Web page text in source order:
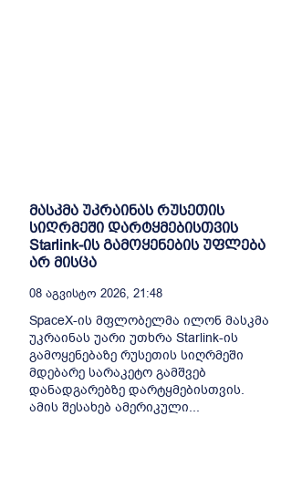
მასკმა უკრაინას რუსეთის
სიღრმეში დარტყმებისთვის
Starlink-ის გამოყენების უფლება
არ მისცა
08 Აგვისტო 2026, 21:48
SpaceX-ის მფლობელმა ილონ მასკმა
უკრაინას უარი უთხრა Starlink-ის
გამოყენებაზე რუსეთის სიღრმეში
მდებარე სარაკეტო გამშვებ
დანადგარებზე დარტყმებისთვის.
ამის შესახებ ამერიკული...